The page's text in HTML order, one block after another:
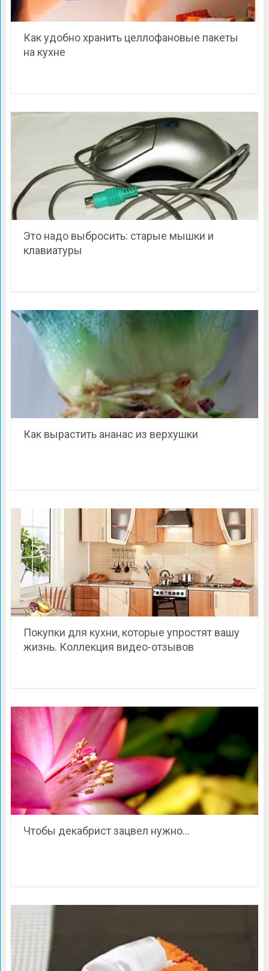
Как удобно хранить целлофановые пакеты
на кухне
Это надо выбросить: старые мышки и
клавиатуры
Как вырастить ананас из верхушки
Покупки для кухни, которые упростят вашу
жизнь. Коллекция видео-отзывов
Чтобы декабрист зацвел нужно…